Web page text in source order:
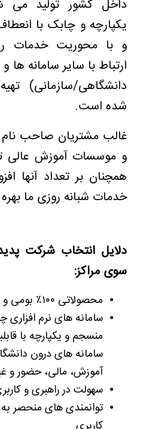
داخل کشور تولید می­
یکپارچه و چابک با
و با محوریت خدمات
ارتباط با سایر سامانه­ ها
دانشگاهی/سازمانی)
شده است.
غالب مشتریان صاحب نام
و موسسات آموزش عالی
همچنان بر تعداد آنها
خدمات شبانه ­روزی ما
دلایل انتخاب شرکت
سوی مراکز:
محصولاتی ۱۰۰٪ بومی و ساخت ایران
سامانه ­های نرم­ افزاری
منسجم و یکپارچه با
سامانه­ های درون
آموزش، مالی، حضور و
سهولت در راهبری و
توانمندی ­های منحصر